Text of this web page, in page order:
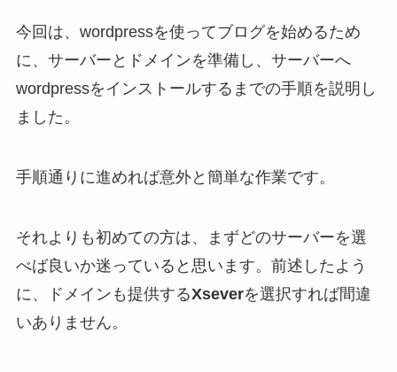
今回は、wordpressを使ってブログを始めるため
に、サーバーとドメインを準備し、サーバーへ
wordpressをインストールするまでの手順を説明し
ました。
手順通りに進めれば意外と簡単な作業です。
それよりも初めての方は、まずどのサーバーを選
べば良いか迷っていると思います。前述したよう
に、ドメインも提供するXseverを選択すれば間違
いありません。